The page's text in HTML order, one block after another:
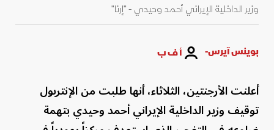
وزير الداخلية الإيراني أحمد وحيدي - "إرنا"
بوينس آيرس- أ ف ب
أعلنت الأرجنتين، الثلاثاء، أنها طلبت من الإنتربول
توقيف وزير الداخلية الإيراني أحمد وحيدي بتهمة